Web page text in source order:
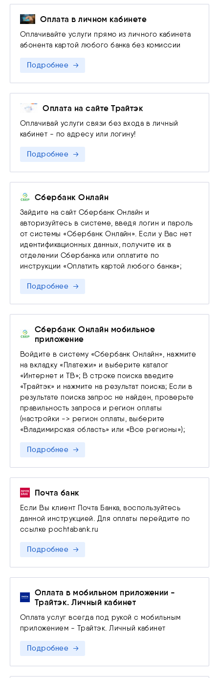
устранения нарушений на основании п. 3 ст. 44
Федерального закона от 07.07.2003 N 126-ФЗ «О
связи»Оплата в личном кабинете
Оплачивайте услуги прямо из личного кабинета
абонента картой любого банка без комиссии
Подробнее
Оплата на сайте Трайтэк
Оплачивай услуги связи без входа в личный
кабинет - по адресу или логину!
Подробнее
Сбербанк Онлайн
Зайдите на сайт Сбербанк Онлайн и
авторизуйтесь в системе, введя логин и пароль
от системы «Сбербанк Онлайн». Если у Вас нет
идентификационных данных, получите их в
отделении Сбербанка или оплатите по
инструкции «Оплатить картой любого банка»;
Подробнее
Сбербанк Онлайн мобильное
приложение
Войдите в систему «Сбербанк Онлайн», нажмите
на вкладку «Платежи» и выберите каталог
«Интернет и ТВ»; В строке поиска введите
«Трайтэк» и нажмите на результат поиска; Если в
результате поиска запрос не найден, проверьте
правильность запроса и регион оплаты
(настройки -> регион оплаты, выберите
«Владимирская область» или «Все регионы»);
Подробнее
Почта банк
Если Вы клиент Почта Банка, воспользуйтесь
данной инструкцией. Для оплаты перейдите по
ссылке pochtabank.ru
Подробнее
Оплата в мобильном приложении -
Трайтэк. Личный кабинет
Оплата услуг всегда под рукой с мобильным
приложением - Трайтэк. Личный кабинет
Подробнее